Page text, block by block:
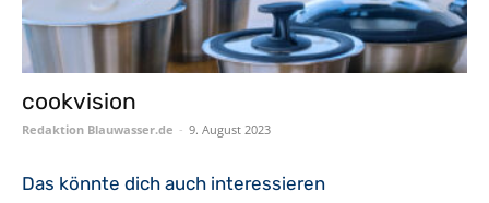
cookvision
Redaktion Blauwasser.de - 9. August 2023
Das könnte dich auch interessieren